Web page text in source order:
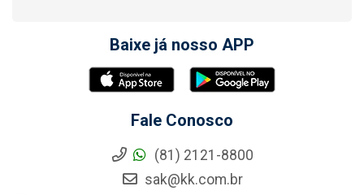
Baixe já nosso APP
Fale Conosco
(81) 2121-8800
sak@kk.com.br